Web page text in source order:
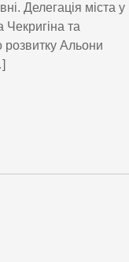
Делегація міста у
Чекригіна та
розвитку Альони